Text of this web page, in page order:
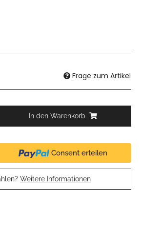
Frage zum Artikel
In den Warenkorb
Consent erteilen
Weitere Informationen